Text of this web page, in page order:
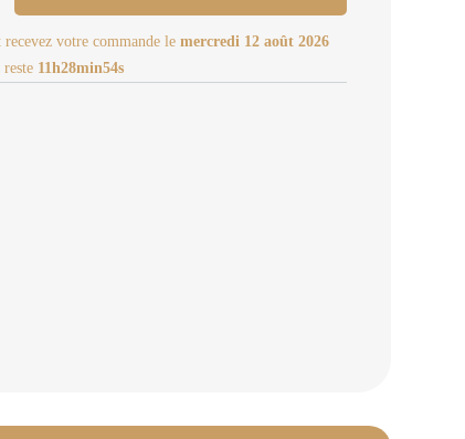
votre commande le mercredi 12 août 2026
11h28min54s